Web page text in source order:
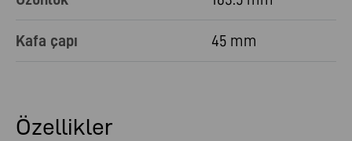
Kafa çapı 45 mm
Özellikler